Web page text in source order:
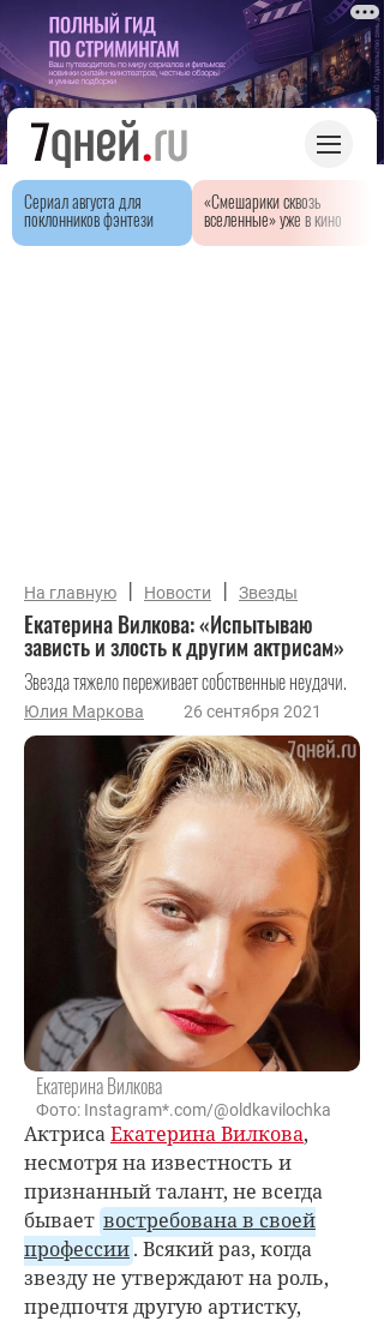
Сериал августа для
поклонников фэнтези
«Смешарики сквозь
вселенные» уже в кино
На главную | Новости | Звезды
Екатерина Вилкова: «Испытываю
зависть и злость к другим актрисам»
Звезда тяжело переживает собственные неудачи.
Юлия Маркова 26 сентября 2021
Екатерина Вилкова
Фото: Instagram*.com/@oldkavilochka
АктрисаЕкатерина Вилкова,
несмотря на известность и
признанный талант, не всегда
бывает востребована в своей
профессии. Всякий раз, когда
звезду не утверждают на роль,
предпочтя другую артистку,